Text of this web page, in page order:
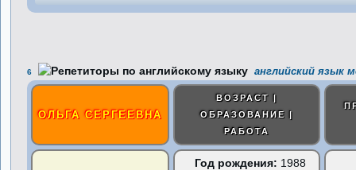
6 английский язык
ОЛЬГА СЕРГЕЕВНА
ВОЗРАСТ |
ОБРАЗОВАНИЕ |
РАБОТА
Год рождения: 1988